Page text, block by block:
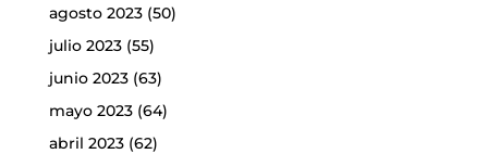
agosto 2023(50)
julio 2023(55)
junio 2023(63)
mayo 2023(64)
abril 2023(62)